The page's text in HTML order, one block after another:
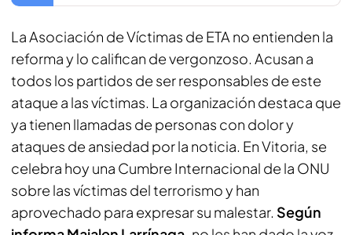
La Asociación de Víctimas de ETA no entienden la
reforma y lo califican de vergonzoso. Acusan a
todos los partidos de ser responsables de este
ataque a las víctimas. La organización destaca que
ya tienen llamadas de personas con dolor y
ataques de ansiedad por la noticia. En Vitoria, se
celebra hoy una Cumbre Internacional de la ONU
sobre las víctimas del terrorismo y han
aprovechado para expresar su malestar. Según